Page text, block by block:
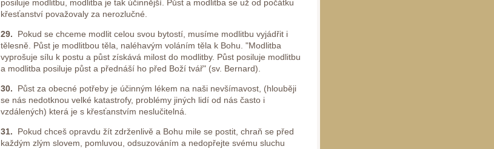
posiluje modlitbu, modlitba je tak účinnější. Půst a modlitba se už od počátku
křesťanství považovaly za nerozlučné.
29. Pokud se chceme modlit celou svou bytostí, musíme modlitbu vyjádřit i
tělesně. Půst je modlitbou těla, naléhavým voláním těla k Bohu. "Modlitba
vyprošuje sílu k postu a půst získává milost do modlitby. Půst posiluje modlitbu
a modlitba posiluje půst a přednáší ho před Boží tvář" (sv. Bernard).
30. Půst za obecné potřeby je účinným lékem na naši nevšímavost, (hlouběji
se nás nedotknou velké katastrofy, problémy jiných lidí od nás často i
vzdálených) která je s křesťanstvím neslučitelná.
31. Pokud chceš opravdu žít zdrženlivě a Bohu mile se postit, chraň se před
každým zlým slovem, pomluvou, odsuzováním a nedopřejte svému sluchu